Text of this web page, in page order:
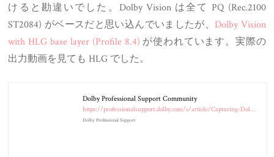
けると勘違いでした。Dolby Vision は全て PQ (Rec.2100
ST2084) がベースだと思い込んでいましたが、 Dolby Vision
with HLG base layer (Profile 8.4) が使われています。実際の
出力動画を見ても HLG でした。
Dolby Professional Support Community
https://professionalsupport.dolby.com/s/article/Capturing-Dolby-Vision-with-Insta360-Luna-Ultra?language=en_US
Dolby Professional Support